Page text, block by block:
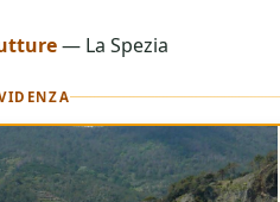
— La Spezia